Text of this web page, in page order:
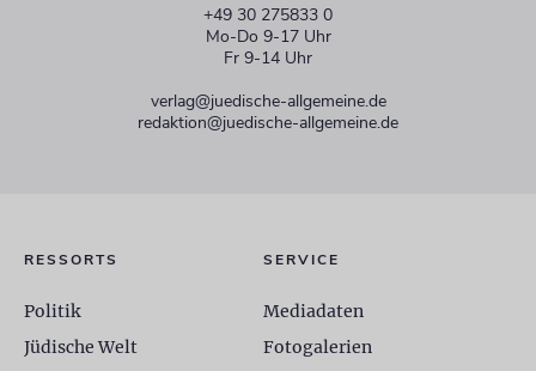
+49 30 275833 0
Mo-Do 9-17 Uhr
Fr 9-14 Uhr
verlag@juedische-allgemeine.de
redaktion@juedische-allgemeine.de
RESSORTS
Politik
Jüdische Welt
SERVICE
Mediadaten
Fotogalerien